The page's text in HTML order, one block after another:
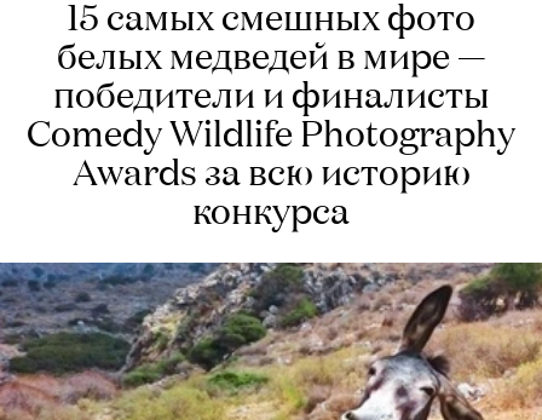
15 самых смешных фото
белых медведей в мире —
победители и финалисты
Comedy Wildlife Photography
Awards за всю историю
конкурса